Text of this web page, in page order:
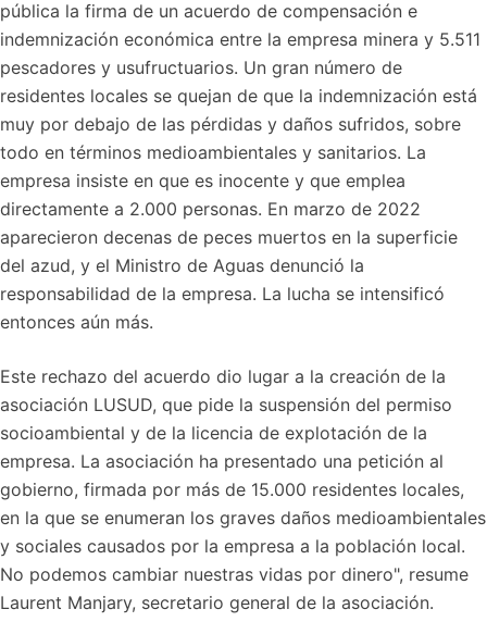
pública la firma de un acuerdo de compensación e
indemnización económica entre la empresa minera y 5.511
pescadores y usufructuarios. Un gran número de
residentes locales se quejan de que la indemnización está
muy por debajo de las pérdidas y daños sufridos, sobre
todo en términos medioambientales y sanitarios. La
empresa insiste en que es inocente y que emplea
directamente a 2.000 personas. En marzo de 2022
aparecieron decenas de peces muertos en la superficie
del azud, y el Ministro de Aguas denunció la
responsabilidad de la empresa. La lucha se intensificó
entonces aún más.
Este rechazo del acuerdo dio lugar a la creación de la
asociación LUSUD, que pide la suspensión del permiso
socioambiental y de la licencia de explotación de la
empresa. La asociación ha presentado una petición al
gobierno, firmada por más de 15.000 residentes locales,
en la que se enumeran los graves daños medioambientales
y sociales causados por la empresa a la población local.
No podemos cambiar nuestras vidas por dinero", resume
Laurent Manjary, secretario general de la asociación.